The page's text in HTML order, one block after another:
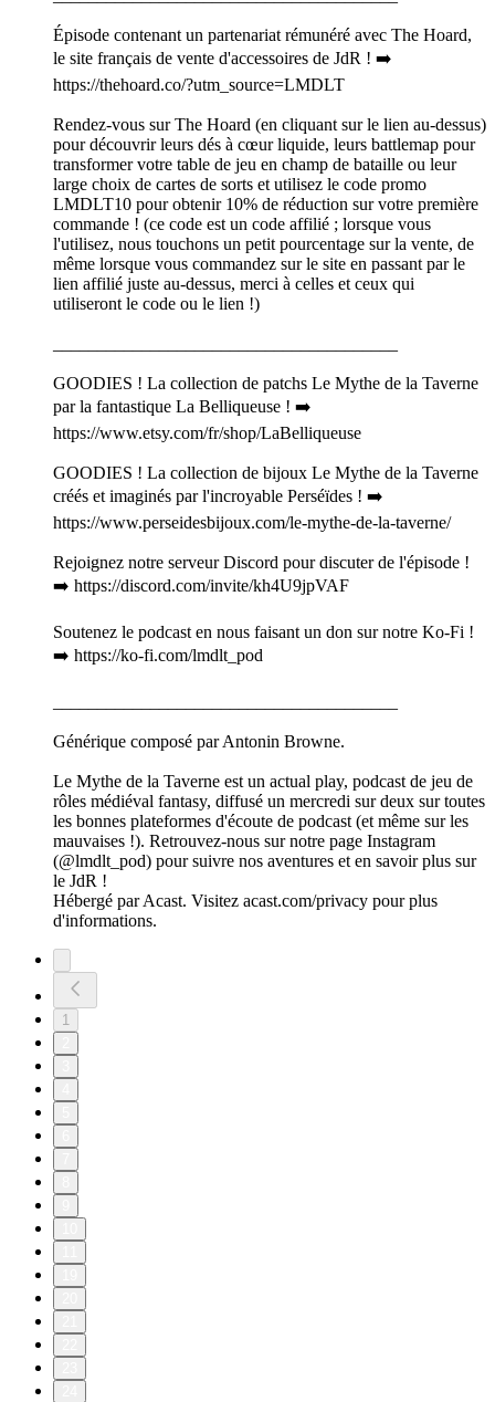
Épisode contenant un partenariat rémunéré avec The Hoard,
le site français de vente d'accessoires de JdR ! ➡️
https://thehoard.co/?utm_source=LMDLT
Rendez-vous sur The Hoard (en cliquant sur le lien au-dessus)
pour découvrir leurs dés à cœur liquide, leurs battlemap pour
transformer votre table de jeu en champ de bataille ou leur
large choix de cartes de sorts et utilisez le code promo
LMDLT10 pour obtenir 10% de réduction sur votre première
commande ! (ce code est un code affilié ; lorsque vous
l'utilisez, nous touchons un petit pourcentage sur la vente, de
même lorsque vous commandez sur le site en passant par le
lien affilié juste au-dessus, merci à celles et ceux qui
utiliseront le code ou le lien !)
GOODIES ! La collection de patchs Le Mythe de la Taverne
par la fantastique La Belliqueuse ! ➡️
https://www.etsy.com/fr/shop/LaBelliqueuse
GOODIES ! La collection de bijoux Le Mythe de la Taverne
créés et imaginés par l'incroyable Perséïdes ! ➡️
https://www.perseidesbijoux.com/le-mythe-de-la-taverne/
Rejoignez notre serveur Discord pour discuter de l'épisode !
➡️ https://discord.com/invite/kh4U9jpVAF
Soutenez le podcast en nous faisant un don sur notre Ko-Fi !
➡️ https://ko-fi.com/lmdlt_pod
Générique composé par Antonin Browne.
Le Mythe de la Taverne est un actual play, podcast de jeu de
rôles médiéval fantasy, diffusé un mercredi sur deux sur toutes
les bonnes plateformes d'écoute de podcast (et même sur les
mauvaises !). Retrouvez-nous sur notre page Instagram
(@lmdlt_pod) pour suivre nos aventures et en savoir plus sur
le JdR !
Hébergé par Acast. Visitez acast.com/privacy pour plus
d'informations.
1